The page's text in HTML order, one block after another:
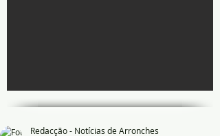
Redacção - Notícias de Arronches